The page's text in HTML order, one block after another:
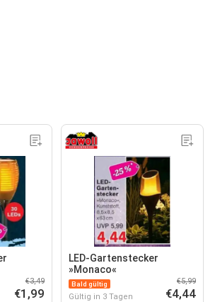
€3,49
€1,99
LED-Gartenstecker
»Monaco«
Bald gültig
Gültig in 3 Tagen
€5,99
€4,44